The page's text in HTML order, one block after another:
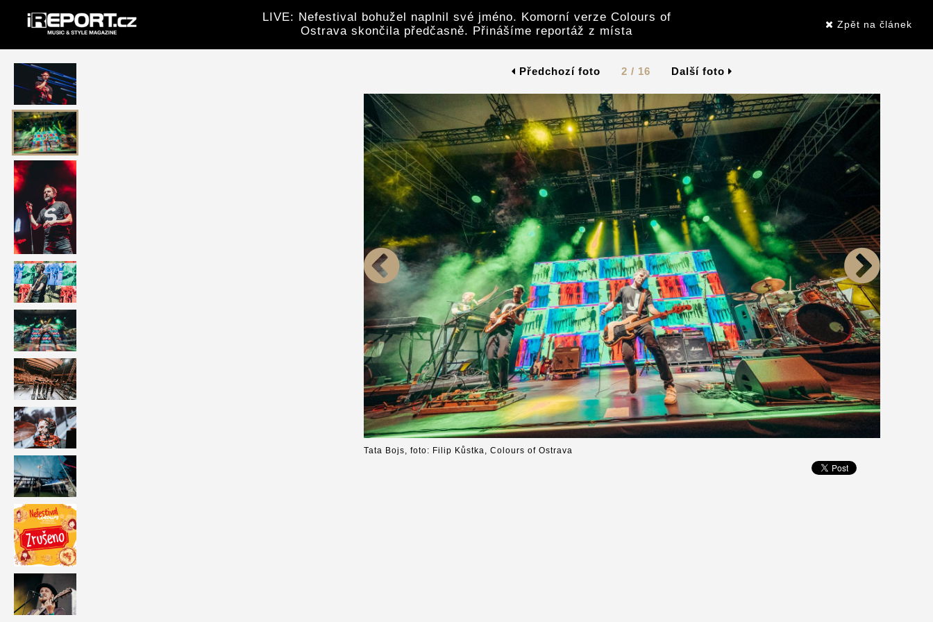
LIVE: Nefestival bohužel naplnil své jméno. Komorní verze Colours of
Ostrava skončila předčasně. Přinášíme reportáž z místa
Zpět na článek
Předchozí foto 2 / 16 Další foto
Tata Bojs, foto: Filip Kůstka, Colours of Ostrava